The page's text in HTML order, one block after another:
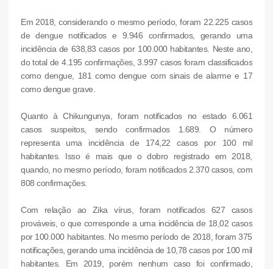
Em 2018, considerando o mesmo período, foram 22.225 casos
de dengue notificados e 9.946 confirmados, gerando uma
incidência de 638,83 casos por 100.000 habitantes. Neste ano,
do total de 4.195 confirmações, 3.997 casos foram classificados
como dengue, 181 como dengue com sinais de alarme e 17
como dengue grave.
Quanto à Chikungunya, foram notificados no estado 6.061
casos suspeitos, sendo confirmados 1.689. O número
representa uma incidência de 174,22 casos por 100 mil
habitantes. Isso é mais que o dobro registrado em 2018,
quando, no mesmo período, foram notificados 2.370 casos, com
808 confirmações.
Com relação ao Zika vírus, foram notificados 627 casos
prováveis, o que corresponde a uma incidência de 18,02 casos
por 100.000 habitantes. No mesmo período de 2018, foram 375
notificações, gerando uma incidência de 10,78 casos por 100 mil
habitantes. Em 2019, porém nenhum caso foi confirmado,